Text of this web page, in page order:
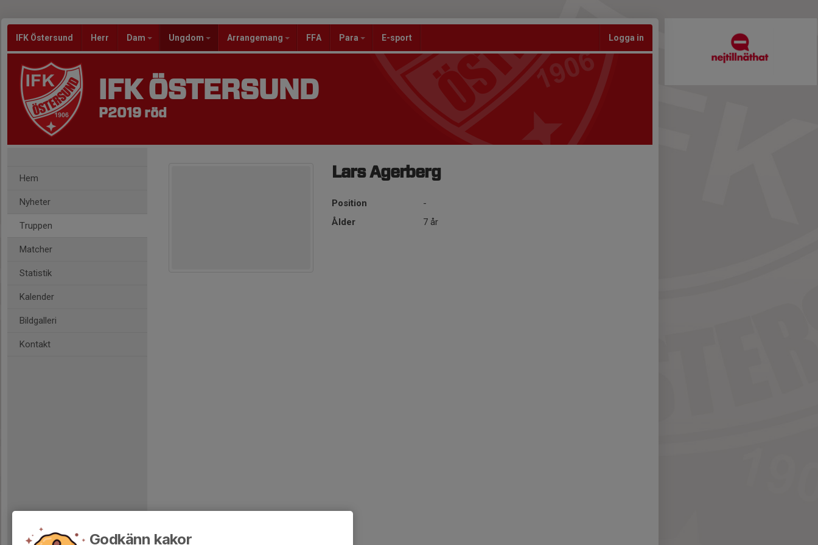
IFK Östersund Herr Dam Ungdom Arrangemang FFA Para E-sport Logga in
IFK ÖSTERSUND
P2019 röd
Hem
Nyheter
Truppen
Matcher
Statistik
Kalender
Bildgalleri
Kontakt
Lars Agerberg
Position
-
Ålder
7 år
Godkänn kakor